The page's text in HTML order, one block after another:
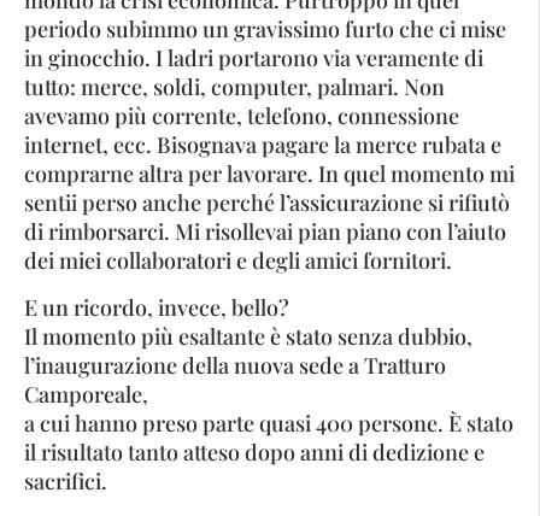
periodo subimmo un gravissimo furto che ci mise
in ginocchio. I ladri portarono via veramente di
tutto: merce, soldi, computer, palmari. Non
avevamo più corrente, telefono, connessione
internet, ecc. Bisognava pagare la merce rubata e
comprarne altra per lavorare. In quel momento mi
sentii perso anche perché l’assicurazione si rifiutò
di rimborsarci. Mi risollevai pian piano con l’aiuto
dei miei collaboratori e degli amici fornitori.
E un ricordo, invece, bello?
Il momento più esaltante è stato senza dubbio,
l’inaugurazione della nuova sede a Tratturo
Camporeale,
a cui hanno preso parte quasi 400 persone. È stato
il risultato tanto atteso dopo anni di dedizione e
sacrifici.